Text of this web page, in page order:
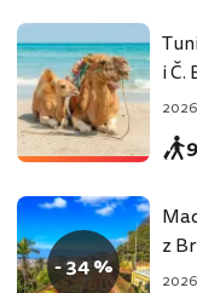
i Č.
- 34 %
z